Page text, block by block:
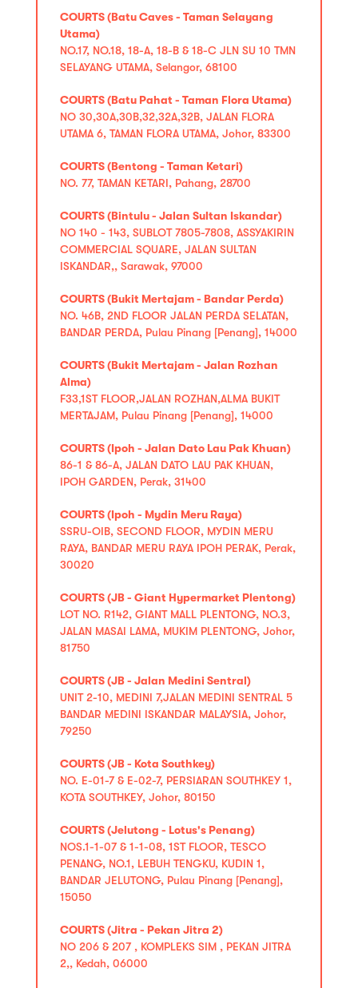
COURTS (Batu Caves - Taman Selayang
Utama)
NO.17, NO.18, 18-A, 18-B & 18-C JLN SU 10 TMN
SELAYANG UTAMA, Selangor, 68100
COURTS (Batu Pahat - Taman Flora Utama)
NO 30,30A,30B,32,32A,32B, JALAN FLORA
UTAMA 6, TAMAN FLORA UTAMA, Johor, 83300
COURTS (Bentong - Taman Ketari)
NO. 77, TAMAN KETARI, Pahang, 28700
COURTS (Bintulu - Jalan Sultan Iskandar)
NO 140 - 143, SUBLOT 7805-7808, ASSYAKIRIN
COMMERCIAL SQUARE, JALAN SULTAN
ISKANDAR,, Sarawak, 97000
COURTS (Bukit Mertajam - Bandar Perda)
NO. 46B, 2ND FLOOR JALAN PERDA SELATAN,
BANDAR PERDA, Pulau Pinang [Penang], 14000
COURTS (Bukit Mertajam - Jalan Rozhan
Alma)
F33,1ST FLOOR,JALAN ROZHAN,ALMA BUKIT
MERTAJAM, Pulau Pinang [Penang], 14000
COURTS (Ipoh - Jalan Dato Lau Pak Khuan)
86-1 & 86-A, JALAN DATO LAU PAK KHUAN,
IPOH GARDEN, Perak, 31400
COURTS (Ipoh - Mydin Meru Raya)
SSRU-OIB, SECOND FLOOR, MYDIN MERU
RAYA, BANDAR MERU RAYA IPOH PERAK, Perak,
30020
COURTS (JB - Giant Hypermarket Plentong)
LOT NO. R142, GIANT MALL PLENTONG, NO.3,
JALAN MASAI LAMA, MUKIM PLENTONG, Johor,
81750
COURTS (JB - Jalan Medini Sentral)
UNIT 2-10, MEDINI 7,JALAN MEDINI SENTRAL 5
BANDAR MEDINI ISKANDAR MALAYSIA, Johor,
79250
COURTS (JB - Kota Southkey)
NO. E-01-7 & E-02-7, PERSIARAN SOUTHKEY 1,
KOTA SOUTHKEY, Johor, 80150
COURTS (Jelutong - Lotus's Penang)
NOS.1-1-07 & 1-1-08, 1ST FLOOR, TESCO
PENANG, NO.1, LEBUH TENGKU, KUDIN 1,
BANDAR JELUTONG, Pulau Pinang [Penang],
15050
COURTS (Jitra - Pekan Jitra 2)
NO 206 & 207 , KOMPLEKS SIM , PEKAN JITRA
2,, Kedah, 06000